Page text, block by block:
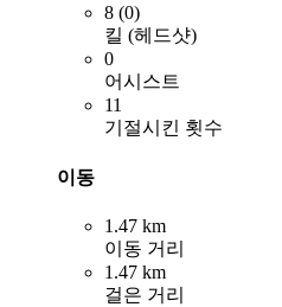
8 (0)
킬 (헤드샷)
0
어시스트
11
기절시킨 횟수
이동
1.47 km
이동 거리
1.47 km
걸은 거리